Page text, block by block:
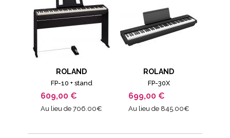
ROLAND
FP-10 + stand
609,00 €
Au lieu de 706.00€
ROLAND
FP-30X
699,00 €
Au lieu de 845.00€